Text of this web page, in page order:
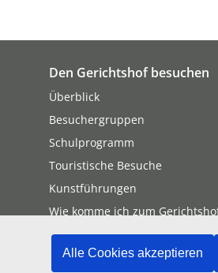
Alle Cookies akzeptieren
Den Gerichtshof besuchen
Überblick
Besuchergruppen
Schulprogramm
Touristische Besuche
Kunstführungen
Wie komme ich zum
Besuch mündlicher